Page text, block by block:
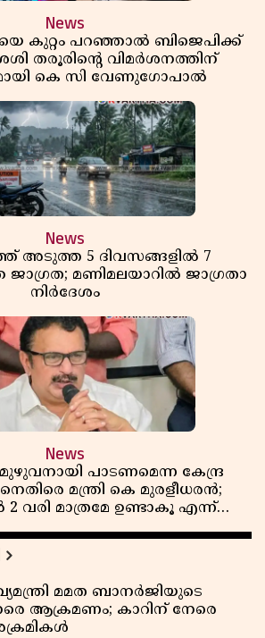
News
കുറ്റം പറഞ്ഞാൽ ബിജെപിക്ക്
തരൂരിന്റെ വിമർശനത്തിന്
കെ സി വേണുഗോപാൽ
News
അടുത്ത 5 ദിവസങ്ങളിൽ 7
ജാഗ്രത; മണിമലയാറിൽ ജാഗ്രതാ
നിർദേശം
News
മുഴുവനായി പാടണമെന്ന കേന്ദ്ര
മന്ത്രി കെ മുരളീധരൻ;
2 വരി മാത്രമേ ഉണ്ടാകൂ എന്ന്
മമത ബാനർജിയുടെ
ആക്രമണം; കാറിന് നേരെ